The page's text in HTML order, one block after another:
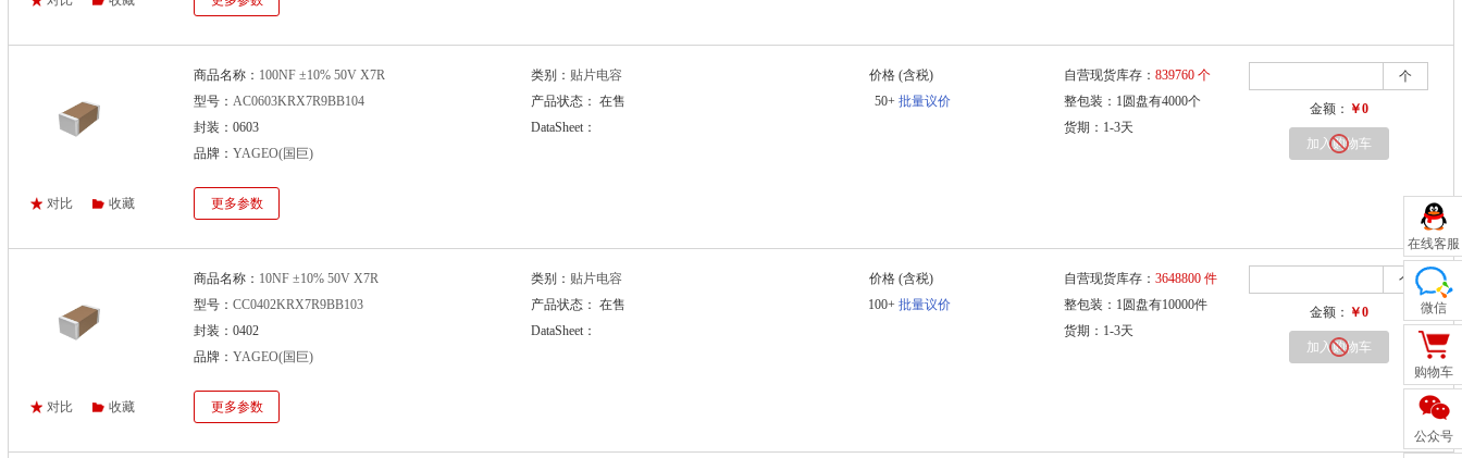
对比 收藏
商品名称： 100NF ±10% 50V X7R
型号： AC0603KRX7R9BB104
封装：0603
品牌： YAGEO(国巨)
更多参数
类别： 贴片电容
产品状态： 在售
DataSheet：
价格 (含税)
50+ 批量议价
自营现货库存： 839760 个
整包装：1圆盘有4000个
货期：1-3天
个
金额： ￥0
加入购物车
对比 收藏
商品名称： 10NF ±10% 50V X7R
型号： CC0402KRX7R9BB103
封装：0402
品牌： YAGEO(国巨)
更多参数
类别： 贴片电容
产品状态： 在售
DataSheet：
价格 (含税)
100+ 批量议价
自营现货库存： 3648800 件
整包装：1圆盘有10000件
货期：1-3天
个
金额： ￥0
加入购物车
在线客服
微信
购物车
公众号